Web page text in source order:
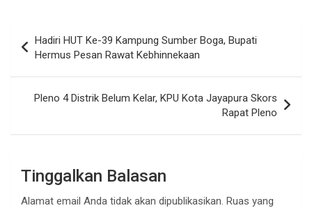
pos
Hadiri HUT Ke-39 Kampung Sumber Boga, Bupati
Hermus Pesan Rawat Kebhinnekaan
Pleno 4 Distrik Belum Kelar, KPU Kota Jayapura Skors
Rapat Pleno
Tinggalkan Balasan
Alamat email Anda tidak akan dipublikasikan. Ruas yang